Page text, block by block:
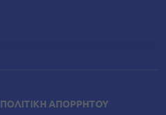
ΠΟΛΙΤΙΚΗ ΑΠΟΡΡΗΤΟΥ